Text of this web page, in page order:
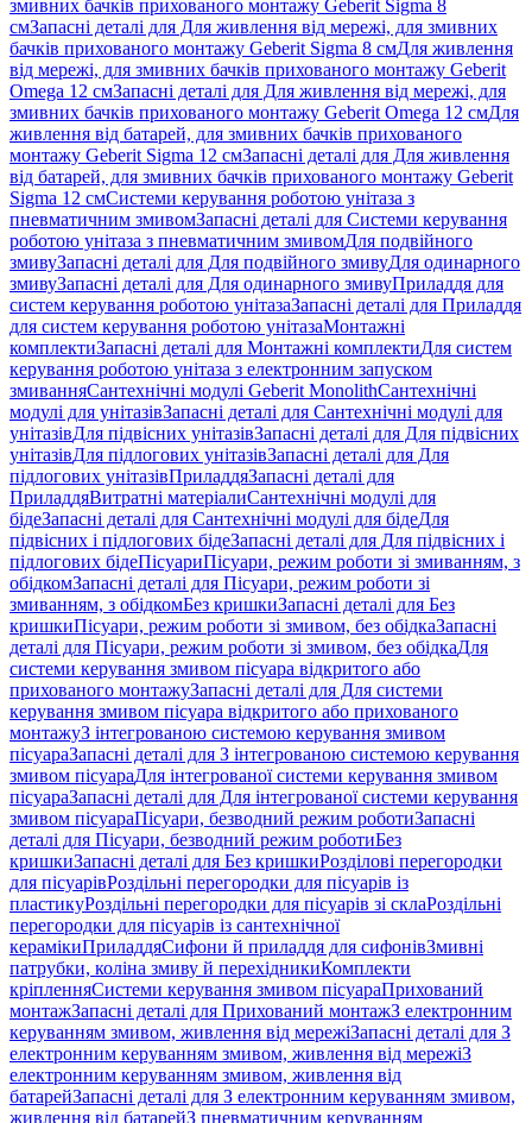
змивних бачків прихованого монтажу Geberit Sigma 8
смЗапасні деталі для Для живлення від мережі, для змивних
бачків прихованого монтажу Geberit Sigma 8 смДля живлення
від мережі, для змивних бачків прихованого монтажу Geberit
Omega 12 смЗапасні деталі для Для живлення від мережі, для
змивних бачків прихованого монтажу Geberit Omega 12 смДля
живлення від батарей, для змивних бачків прихованого
монтажу Geberit Sigma 12 смЗапасні деталі для Для живлення
від батарей, для змивних бачків прихованого монтажу Geberit
Sigma 12 смСистеми керування роботою унітаза з
пневматичним змивомЗапасні деталі для Системи керування
роботою унітаза з пневматичним змивомДля подвійного
змивуЗапасні деталі для Для подвійного змивуДля одинарного
змивуЗапасні деталі для Для одинарного змивуПриладдя для
систем керування роботою унітазаЗапасні деталі для Приладдя
для систем керування роботою унітазаМонтажні
комплектиЗапасні деталі для Монтажні комплектиДля систем
керування роботою унітаза з електронним запуском
змиванняСантехнічні модулі Geberit MonolithСантехнічні
модулі для унітазівЗапасні деталі для Сантехнічні модулі для
унітазівДля підвісних унітазівЗапасні деталі для Для підвісних
унітазівДля підлогових унітазівЗапасні деталі для Для
підлогових унітазівПриладдяЗапасні деталі для
ПриладдяВитратні матеріалиСантехнічні модулі для
бідеЗапасні деталі для Сантехнічні модулі для бідеДля
підвісних і підлогових бідеЗапасні деталі для Для підвісних і
підлогових бідеПісуариПісуари, режим роботи зі змиванням, з
обідкомЗапасні деталі для Пісуари, режим роботи зі
змиванням, з обідкомБез кришкиЗапасні деталі для Без
кришкиПісуари, режим роботи зі змивом, без обідкаЗапасні
деталі для Пісуари, режим роботи зі змивом, без обідкаДля
системи керування змивом пісуара відкритого або
прихованого монтажуЗапасні деталі для Для системи
керування змивом пісуара відкритого або прихованого
монтажуЗ інтегрованою системою керування змивом
пісуараЗапасні деталі для З інтегрованою системою керування
змивом пісуараДля інтегрованої системи керування змивом
пісуараЗапасні деталі для Для інтегрованої системи керування
змивом пісуараПісуари, безводний режим роботиЗапасні
деталі для Пісуари, безводний режим роботиБез
кришкиЗапасні деталі для Без кришкиРозділові перегородки
для пісуарівРоздільні перегородки для пісуарів із
пластикуРоздільні перегородки для пісуарів зі склаРоздільні
перегородки для пісуарів із сантехнічної
керамікиПриладдяСифони й приладдя для сифонівЗмивні
патрубки, коліна змиву й перехідникиКомплекти
кріпленняСистеми керування змивом пісуараПрихований
монтажЗапасні деталі для Прихований монтажЗ електронним
керуванням змивом, живлення від мережіЗапасні деталі для З
електронним керуванням змивом, живлення від мережіЗ
електронним керуванням змивом, живлення від
батарейЗапасні деталі для З електронним керуванням змивом,
живлення від батарейЗ пневматичним керуванням